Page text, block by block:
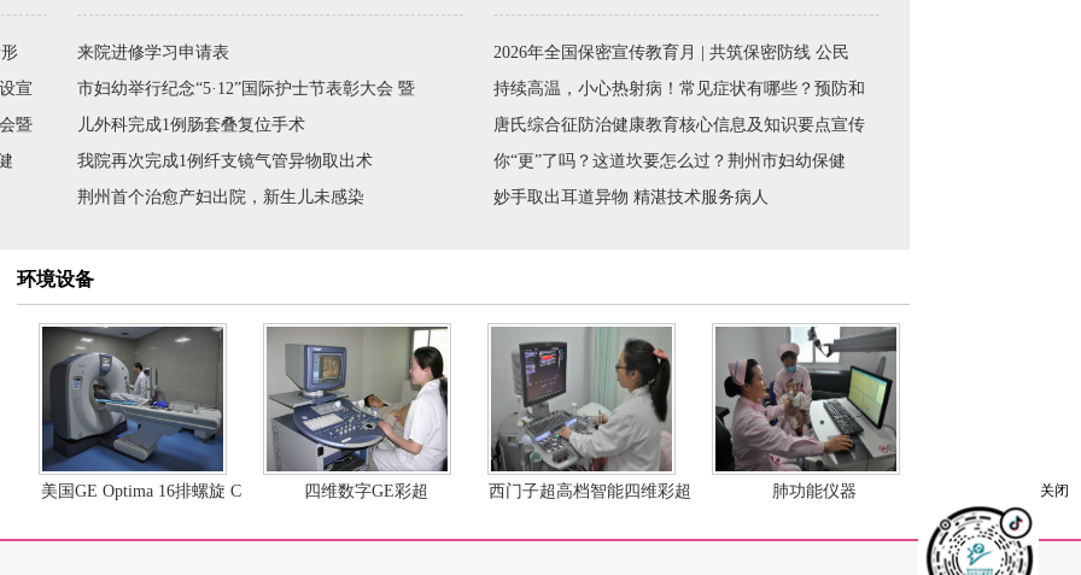
媒体关注
11-27
【荆州晚报】打一针就能避孕？男性避孕针或将问世
打一针就能避孕？男性避孕针将问世。近日，据国外媒体报道，注射型男性避孕药已完成临床试验。该药名叫RISUG，采用
【荆州电视台】宝宝何时说话走路？
<p style="text-align: center;"><video src="http://v.jznews.com.cn/flv/video/2019/11/20/201911201574247354957_314_2.mp4"
width="700" height="600" controls="cont
要
风、
宣
暨
来院进修学习申请表
市妇幼举行纪念“5·12”国际护士节表彰大会 暨
儿外科完成1例肠套叠复位手术
我院再次完成1例纤支镜气管异物取出术
荆州首个治愈产妇出院，新生儿未感染
2026年全国保密宣传教育月 | 共筑保密防线 公民
持续高温，小心热射病！常见症状有哪些？预防和
唐氏综合征防治健康教育核心信息及知识要点宣传
你“更”了吗？这道坎要怎么过？荆州市妇幼保健
妙手取出耳道异物 精湛技术服务病人
环境设备
美国GE Optima 16排螺旋 C 四维数字GE彩超 西门子超高档智能四维彩超 肺功能仪器 C13呼气试验
关闭